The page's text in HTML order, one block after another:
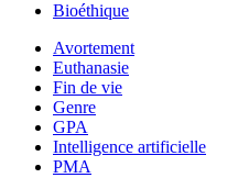
Bioéthique
Avortement
Euthanasie
Fin de vie
Genre
GPA
Intelligence artificielle
PMA